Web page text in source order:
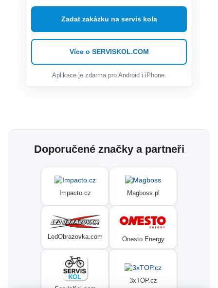
Zadat zakázku na servis kola
Více o SERVISKOL.COM
Aplikace je zdarma pro Android i iPhone.
Doporučené značky a partneři
Impacto.cz Magboss.pl
LedObrazovka.com Onesto Energy
3xTOP.cz